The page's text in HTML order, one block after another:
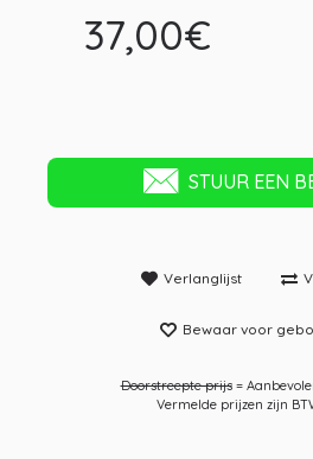
37,00€
STUUR EEN
Verlanglijst
Bewaar voor
Doorstreepte prijs=
Vermelde prijzen zijn